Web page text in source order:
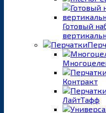
Готовый
Контракт
ЛайтТафф